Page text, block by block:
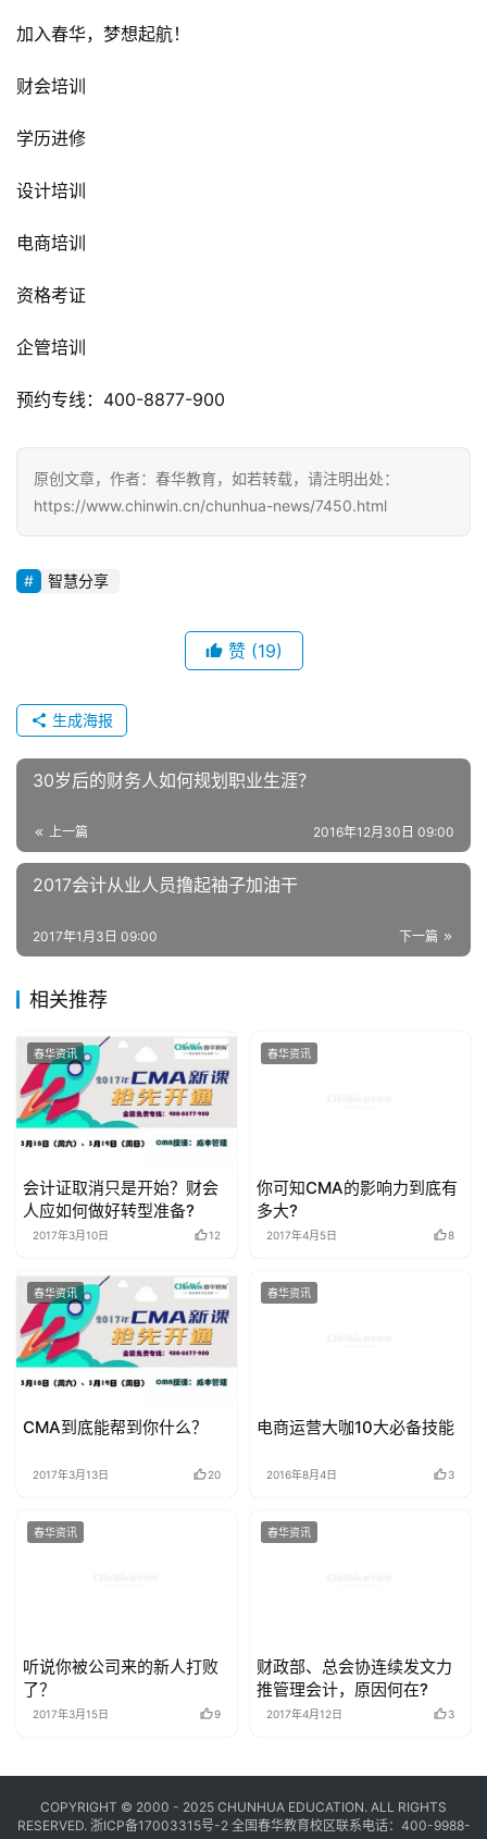
加入春华，梦想起航！
财会培训
学历进修
设计培训
电商培训
资格考证
企管培训
预约专线：400-8877-900
原创文章，作者：春华教育，如若转载，请注明出处：
https://www.chinwin.cn/chunhua-news/7450.html
智慧分享
赞 (19)
生成海报
30岁后的财务人如何规划职业生涯？
上一篇 2016年12月30日 09:00
2017会计从业人员撸起袖子加油干
下一篇
2017年1月3日 09:00
相关推荐
春华资讯
会计证取消只是开始？财会
人应如何做好转型准备?
2017年3月10日 12
春华资讯
你可知CMA的影响力到底有
多大?
2017年4月5日 8
春华资讯
CMA到底能帮到你什么？
2017年3月13日 20
春华资讯
电商运营大咖10大必备技能
2016年8月4日 3
春华资讯
听说你被公司来的新人打败
了？
2017年3月15日 9
春华资讯
财政部、总会协连续发文力
推管理会计，原因何在?
2017年4月12日 3
COPYRIGHT © 2000 - 2025 CHUNHUA EDUCATION. ALL RIGHTS
RESERVED. 浙ICP备17003315号-2全国春华教育校区联系电话：400-9988-